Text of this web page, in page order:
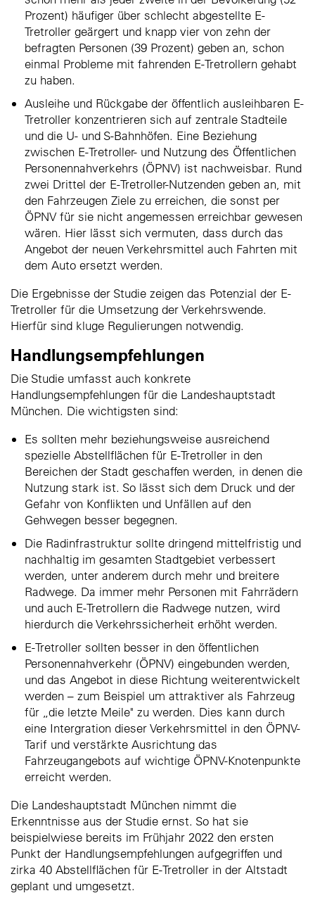
Prozent) häufiger über schlecht abgestellte E-
Tretroller geärgert und knapp vier von zehn der
befragten Personen (39 Prozent) geben an, schon
einmal Probleme mit fahrenden E-Tretrollern gehabt
zu haben.
Ausleihe und Rückgabe der öffentlich ausleihbaren E-
Tretroller konzentrieren sich auf zentrale Stadteile
und die U- und S-Bahnhöfen. Eine Beziehung
zwischen E-Tretroller- und Nutzung des Öffentlichen
Personennahverkehrs (ÖPNV) ist nachweisbar. Rund
zwei Drittel der E-Tretroller-Nutzenden geben an, mit
den Fahrzeugen Ziele zu erreichen, die sonst per
ÖPNV für sie nicht angemessen erreichbar gewesen
wären. Hier lässt sich vermuten, dass durch das
Angebot der neuen Verkehrsmittel auch Fahrten mit
dem Auto ersetzt werden.
Die Ergebnisse der Studie zeigen das Potenzial der E-
Tretroller für die Umsetzung der Verkehrswende.
Hierfür sind kluge Regulierungen notwendig.
Handlungsempfehlungen
Die Studie umfasst auch konkrete
Handlungsempfehlungen für die Landeshauptstadt
München. Die wichtigsten sind:
Es sollten mehr beziehungsweise ausreichend
spezielle Abstellflächen für E-Tretroller in den
Bereichen der Stadt geschaffen werden, in denen die
Nutzung stark ist. So lässt sich dem Druck und der
Gefahr von Konflikten und Unfällen auf den
Gehwegen besser begegnen.
Die Radinfrastruktur sollte dringend mittelfristig und
nachhaltig im gesamten Stadtgebiet verbessert
werden, unter anderem durch mehr und breitere
Radwege. Da immer mehr Personen mit Fahrrädern
und auch E-Tretrollern die Radwege nutzen, wird
hierdurch die Verkehrssicherheit erhöht werden.
E-Tretroller sollten besser in den öffentlichen
Personennahverkehr (ÖPNV) eingebunden werden,
und das Angebot in diese Richtung weiterentwickelt
werden – zum Beispiel um attraktiver als Fahrzeug
für „die letzte Meile" zu werden. Dies kann durch
eine Intergration dieser Verkehrsmittel in den ÖPNV-
Tarif und verstärkte Ausrichtung das
Fahrzeugangebots auf wichtige ÖPNV-Knotenpunkte
erreicht werden.
Die Landeshauptstadt München nimmt die
Erkenntnisse aus der Studie ernst. So hat sie
beispielwiese bereits im Frühjahr 2022 den ersten
Punkt der Handlungsempfehlungen aufgegriffen und
zirka 40 Abstellflächen für E-Tretroller in der Altstadt
geplant und umgesetzt.